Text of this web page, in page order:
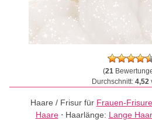
(21
Durchschnitt: 4,52
Haare / Frisur für Frauen-
Haare⋅ Haarlänge: Lange